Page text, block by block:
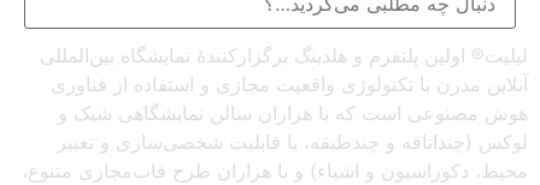
لیلیت® اولین پلتفرم و هلدینگ برگزارکنندهٔ نمایشگاه بین‌المللی
آنلاین مدرن با تکنولوژی واقعیت مجازی و استفاده از فناوری
هوش مصنوعی است که با هزاران سالن نمایشگاهی شیک و
لوکس (چنداتاقه و چندطبقه، با قابلیت شخصی‌سازی و تغییر
محیط، دکوراسیون و اشیاء) و با هزاران طرح قاب‌مجازی متنوع،